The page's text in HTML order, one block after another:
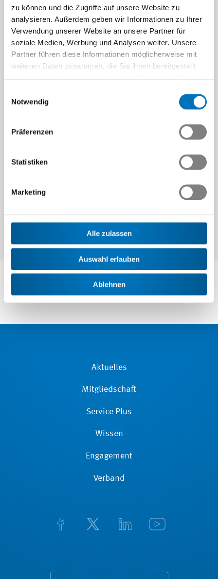
zu können und die Zugriffe auf unsere Website zu
analysieren. Außerdem geben wir Informationen zu Ihrer
Verwendung unserer Website an unsere Partner für
soziale Medien, Werbung und Analysen weiter. Unsere
Partner führen diese Informationen möglicherweise mit
weiteren Daten zusammen, die Sie ihnen bereitgestellt
Notwendig
Präferenzen
Statistiken
Marketing
Alle zulassen
Auswahl erlauben
Ablehnen
Aktuelles
Mitgliedschaft
Service Plus
Wissen
Engagement
Verband